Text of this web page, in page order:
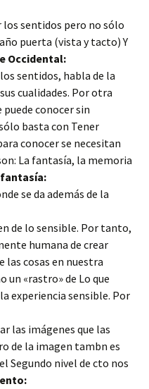
sentidos pero no sólo
puerta (vista y tacto) Y
Occidental:
sentidos, habla de la
cualidades. Por otra
conocer sin
basta con Tener
conocer se necesitan
La fantasía, la memoria
fantasía:
se da además de la
de lo sensible. Por tanto,
humana de crear
las cosas en nuestra
un «rastro» de Lo que
experiencia sensible. Por
las imágenes que las
de la imagen tambn es
Segundo nivel de cto nos